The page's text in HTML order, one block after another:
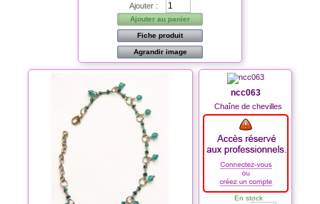
Ajouter :
Ajouter au panier
Fiche produit
Agrandir image
ncc063
Chaîne de chevilles
En stock